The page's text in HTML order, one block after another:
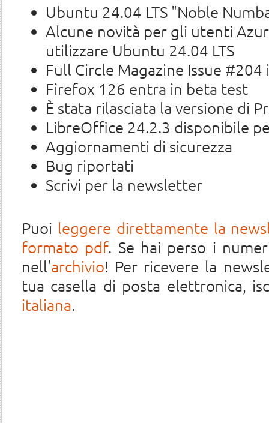
Ubuntu 24.04 LTS "Noble
Alcune novità per gli utenti
utilizzare Ubuntu 24.04 LTS
Full Circle Magazine Issue #204
Firefox 126 entra in beta test
È stata rilasciata la versione di
LibreOffice 24.2.3 disponibile
Aggiornamenti di sicurezza
Bug riportati
Scrivi per la newsletter
Puoi leggere direttamente la
formato pdf. Se hai perso i
nell'archivio! Per ricevere la
tua casella di posta elettronica,
italiana.